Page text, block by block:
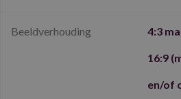
Beeldverhouding 4:3
16:9
en/of